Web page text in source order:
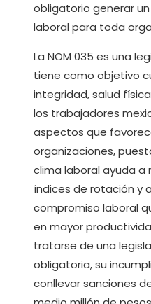
obligatorio generar
laboral para toda
La NOM 035 es una
tiene como objetivo
integridad, salud
los trabajadores
aspectos que
organizaciones,
clima laboral ayuda a
índices de rotación y
compromiso laboral
en mayor
tratarse de una
obligatoria, su
conllevar sanciones